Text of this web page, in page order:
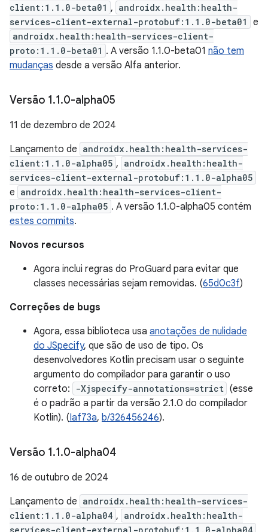
client:1.1.0-beta01 , androidx.health:health-
services-client-external-protobuf:1.1.0-beta01
e
androidx.health:health-services-client-
proto:1.1.0-beta01 . A versão 1.1.0-beta01 não tem
mudanças desde a versão Alfa anterior.
Versão 1.1.0-alpha05
11 de dezembro de 2024
Lançamento de androidx.health:health-services-
client:1.1.0-alpha05 , androidx.health:health-
services-client-external-protobuf:1.1.0-alpha05
e androidx.health:health-services-client-
proto:1.1.0-alpha05 . A versão 1.1.0-alpha05 contém
estes commits.
Novos recursos
Agora inclui regras do ProGuard para evitar que
classes necessárias sejam removidas. (65d0c3f)
Correções de bugs
Agora, essa biblioteca usa anotações de nulidade
do JSpecify, que são de uso de tipo. Os
desenvolvedores Kotlin precisam usar o seguinte
argumento do compilador para garantir o uso
correto:
-Xjspecify-annotations=strict (esse
é o padrão a partir da versão 2.1.0 do compilador
Kotlin). (Iaf73a, b/326456246).
Versão 1.1.0-alpha04
16 de outubro de 2024
Lançamento de androidx.health:health-services-
client:1.1.0-alpha04 , androidx.health:health-